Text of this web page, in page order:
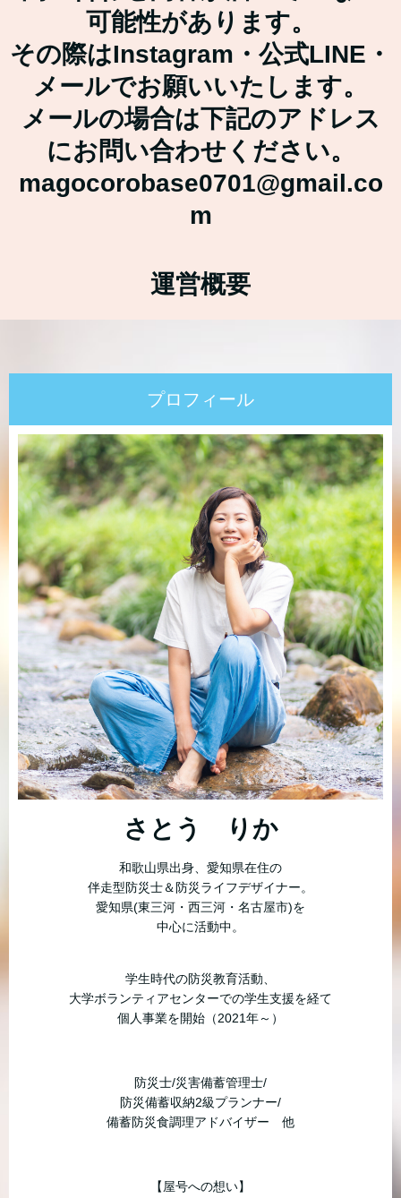
可能性があります。
その際はInstagram・公式LINE・
メールでお願いいたします。
メールの場合は下記のアドレス
にお問い合わせください。
magocorobase0701@gmail.co
m
運営概要
プロフィール
さとう りか
和歌山県出身、愛知県在住の
伴走型防災士＆防災ライフデザイナー。
愛知県(東三河・西三河・名古屋市)を
中心に活動中。
学生時代の防災教育活動、
大学ボランティアセンターでの学生支援を経て
個人事業を開始（2021年～）
防災士/災害備蓄管理士/
防災備蓄収納2級プランナー/
備蓄防災食調理アドバイザー 他
【屋号への想い】